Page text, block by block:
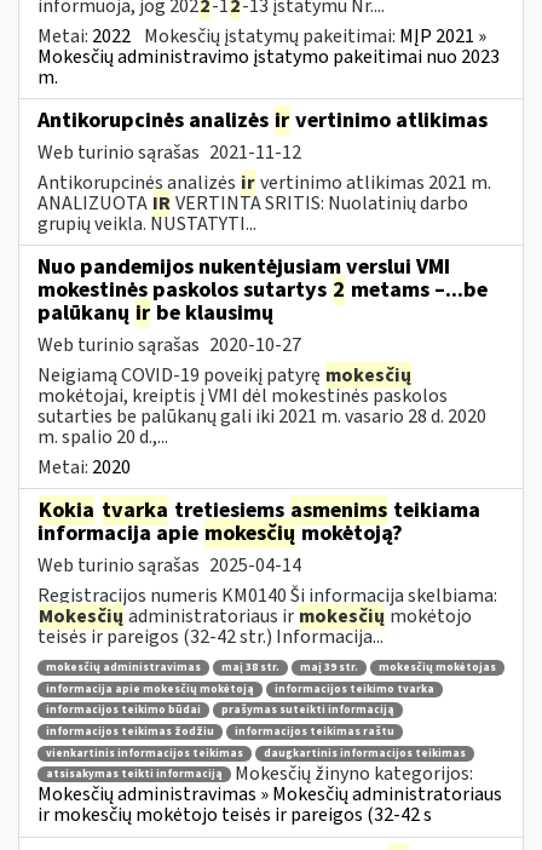
informuoja, jog 2022-12-13 įstatymu Nr....
Metai: 2022 Mokesčių įstatymų pakeitimai: MĮP 2021 »
Mokesčių administravimo įstatymo pakeitimai nuo 2023
m.
Antikorupcinės analizės ir vertinimo atlikimas
Web turinio sąrašas 2021-11-12
Antikorupcinės analizės irvertinimo atlikimas 2021 m.
ANALIZUOTA IRVERTINTA SRITIS: Nuolatinių darbo
grupių veikla. NUSTATYTI...
Nuo pandemijos nukentėjusiam verslui VMI
mokestinės paskolos sutartys 2 metams –...be
palūkanų ir be klausimų
Web turinio sąrašas 2020-10-27
Neigiamą COVID-19 poveikį patyrę mokesčių
mokėtojai, kreiptis į VMI dėl mokestinės paskolos
sutarties be palūkanų gali iki 2021 m. vasario 28 d. 2020
m. spalio 20 d.,...
Metai: 2020
Kokia tvarka tretiesiems asmenims teikiama
informacija apie mokesčiųmokėtoją?
Web turinio sąrašas 2025-04-14
Registracijos numeris KM0140 Ši informacija skelbiama:
Mokesčių administratoriaus ir mokesčių mokėtojo
teisės ir pareigos (32-42 str.) Informacija...
mokesčių administravimas maį 38 str. maį 39 str.
mokesčių mokėtojas
informacija apie mokesčių mokėtoją
informacijos teikimo tvarka
informacijos teikimo būdai
prašymas suteikti informaciją
informacijos teikimas žodžiu
informacijos teikimas raštu
vienkartinis informacijos teikimas
daugkartinis informacijos teikimas
atsisakymas teikti informaciją
Mokesčių žinyno kategorijos:
Mokesčių administravimas » Mokesčių administratoriaus
ir mokesčių mokėtojo teisės ir pareigos (32-42 s